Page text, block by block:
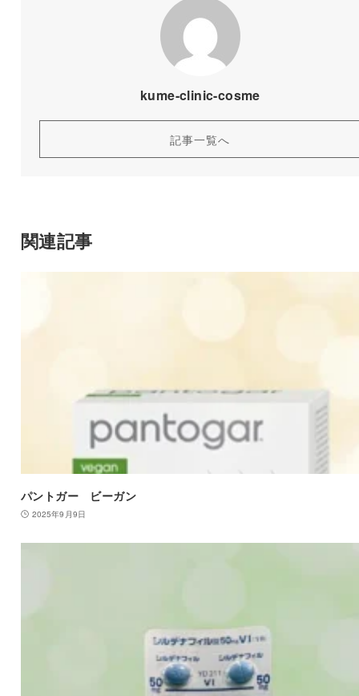
kume-clinic-cosme
記事一覧へ
関連記事
パントガー ビーガン
2025年9月9日